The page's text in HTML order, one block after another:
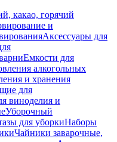
какао, горячий
и
Аксессуары для
Емкости для
алкогольных
и хранения
для
виноделия и
Уборочный
для уборкиНаборы
Чайники заварочные,